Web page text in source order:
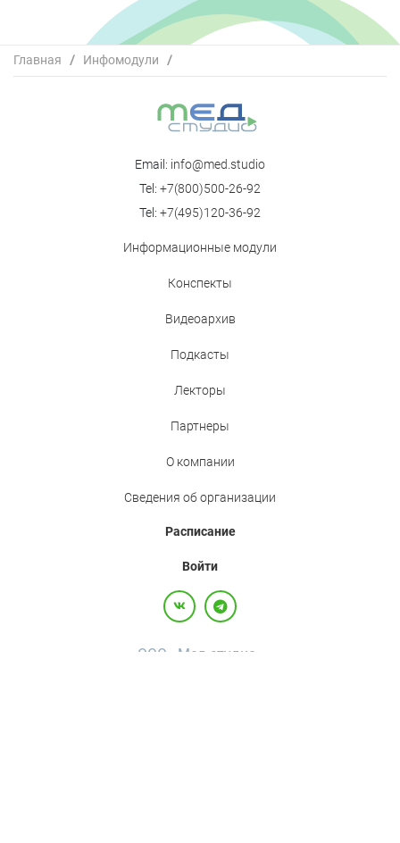
Главная / Инфомодули
/
Современная профилактическая терапия мигрени: все
Email: info@med.studio
Tel: +7(800)500-26-92
Tel: +7(495)120-36-92
Информационные модули
Конспекты
Видеоархив
Подкасты
Лекторы
Партнеры
О компании
Сведения об организации
Расписание
Войти
ООО «Мед.студио»